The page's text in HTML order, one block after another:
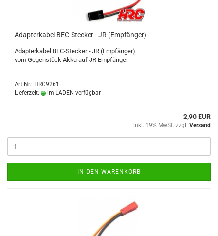
Adapterkabel BEC-Stecker - JR (Empfänger)
Adapterkabel BEC-Stecker - JR (Empfänger)
​vom Gegenstück Akku auf JR Empfänger
Art.Nr.: HRC9261
Lieferzeit:
im LADEN verfügbar
2,90 EUR
inkl. 19% MwSt. zzgl. Versand
IN DEN WARENKORB